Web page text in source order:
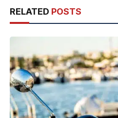
RELATED POSTS